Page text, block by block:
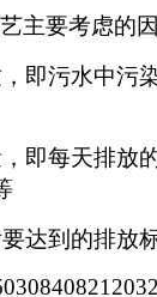
主要考虑的
即污水中污
即每天排放
达到的排放标